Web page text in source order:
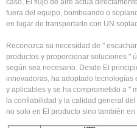
fuera del equipo, bombeando o
en lugar de transportarlo con UN
Reconozca su necesidad de "
productos y proporcionar soluciones "
según sea necesario. Desde El
innovadoras, ha adoptado tecnologías
y aplicables y se ha comprometido a "
la confiabilidad y la calidad general del
no solo en El producto sino también en